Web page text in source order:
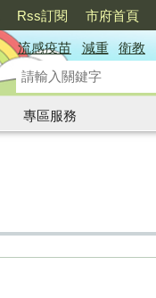
Rss訂閱 市府首頁
流感疫苗 減重
衛教
專區服務